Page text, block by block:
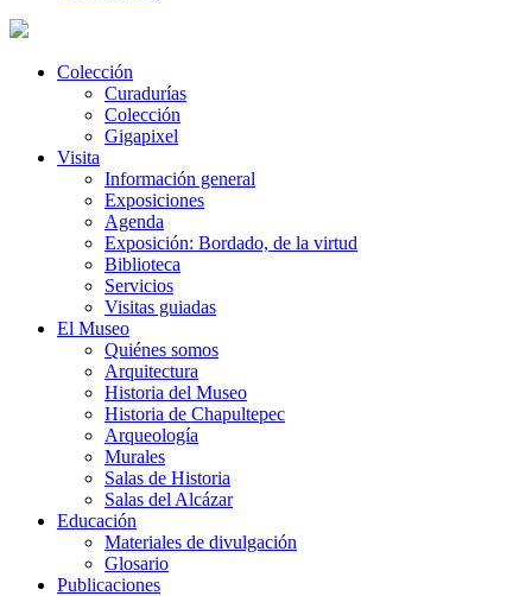
Colección
Curadurías
Colección
Gigapixel
Visita
Información general
Exposiciones
Agenda
Exposición: Bordado, de la virtud
Biblioteca
Servicios
Visitas guiadas
El Museo
Quiénes somos
Arquitectura
Historia del Museo
Historia de Chapultepec
Arqueología
Murales
Salas de Historia
Salas del Alcázar
Educación
Materiales de divulgación
Glosario
Publicaciones